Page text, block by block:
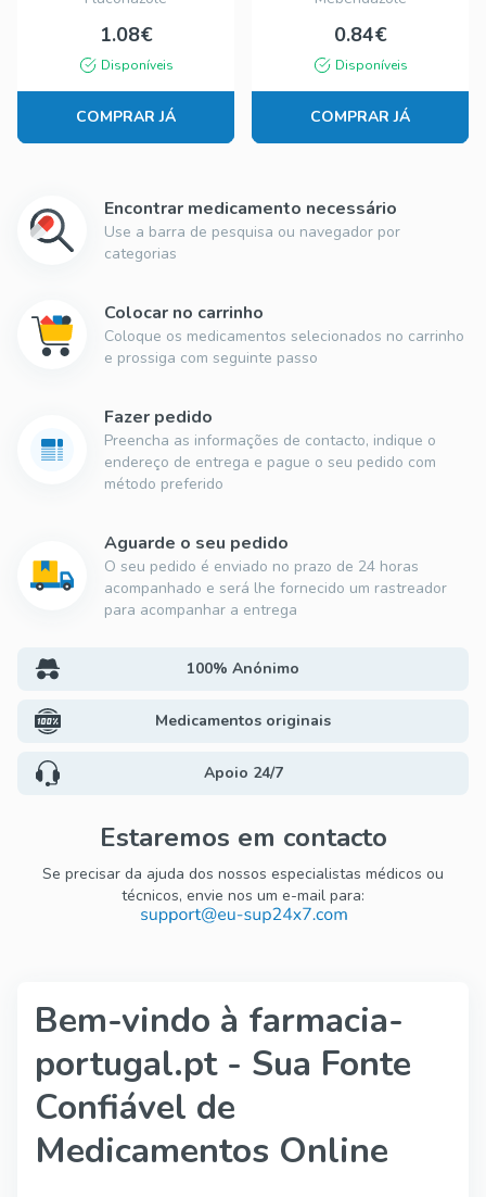
1.08€
Disponíveis
COMPRAR JÁ
0.84€
Disponíveis
COMPRAR JÁ
Encontrar medicamento necessário
Use a barra de pesquisa ou navegador por
categorias
Colocar no carrinho
Coloque os medicamentos selecionados no carrinho
e prossiga com seguinte passo
Fazer pedido
Preencha as informações de contacto, indique o
endereço de entrega e pague o seu pedido com
método preferido
Aguarde o seu pedido
O seu pedido é enviado no prazo de 24 horas
acompanhado e será lhe fornecido um rastreador
para acompanhar a entrega
100% Anónimo
Medicamentos originais
Apoio 24/7
Estaremos em contacto
Se precisar da ajuda dos nossos especialistas médicos ou
técnicos, envie nos um e-mail para:
Bem-vindo à farmacia-
portugal.pt - Sua Fonte
Confiável de
Medicamentos Online